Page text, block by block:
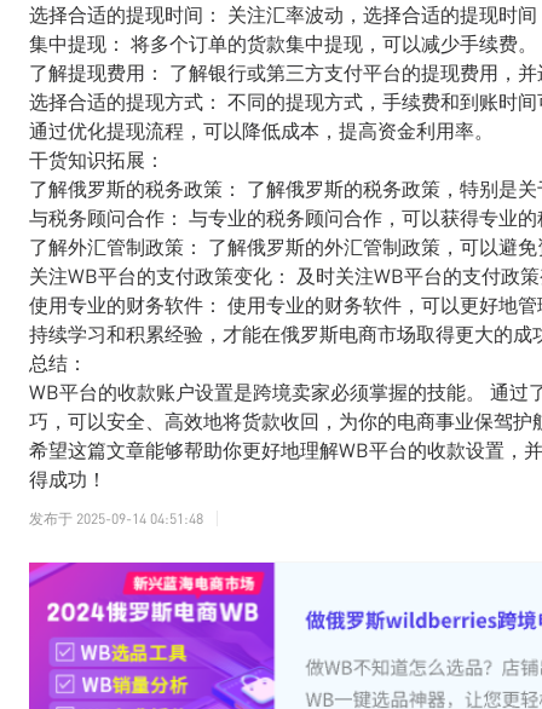
选择合适的提现时间： 关注汇率波动，选择合适的提现时
集中提现： 将多个订单的货款集中提现，可以减少手续费。
了解提现费用： 了解银行或第三方支付平台的提现费用，
选择合适的提现方式： 不同的提现方式，手续费和到账时
通过优化提现流程，可以降低成本，提高资金利用率。
干货知识拓展：
了解俄罗斯的税务政策： 了解俄罗斯的税务政策，特别是
与税务顾问合作： 与专业的税务顾问合作，可以获得专业
了解外汇管制政策： 了解俄罗斯的外汇管制政策，可以避
关注WB平台的支付政策变化： 及时关注WB平台的支付政
使用专业的财务软件： 使用专业的财务软件，可以更好地
持续学习和积累经验，才能在俄罗斯电商市场取得更大的成
总结：
WB平台的收款账户设置是跨境卖家必须掌握的技能。 通
巧，可以安全、高效地将货款收回，为你的电商事业保驾护
希望这篇文章能够帮助你更好地理解WB平台的收款设置，
得成功！
发布于 2025-09-14 04:51:48